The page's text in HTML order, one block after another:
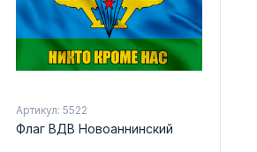
Артикул: 5522
Флаг ВДВ Новоаннинский